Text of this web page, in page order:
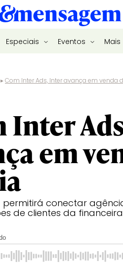
Especiais Eventos Mais
▸Com Inter Ads, Inter avança em venda
Inter
em
conectar
de clientes da financeira